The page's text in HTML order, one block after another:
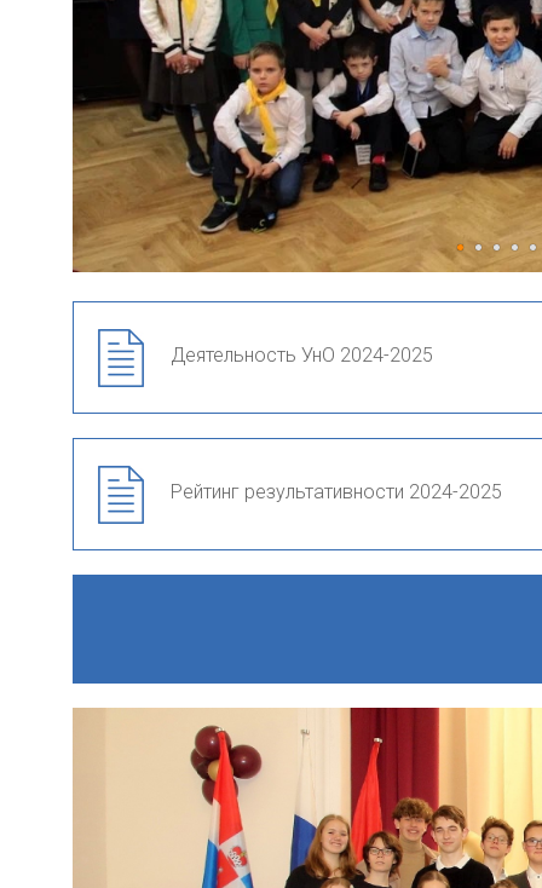
Деятельность УнО 2024-2025
Рейтинг результативности 2024-2025